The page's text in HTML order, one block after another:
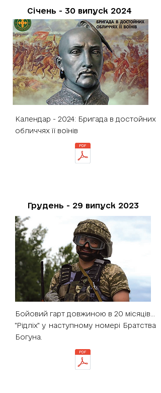
Січень - 30 випуск 2024
Календар - 2024: Бригада в достойних
обличчях її воїнів
Грудень - 29 випуск 2023
Бойовий гарт довжиною в 20 місяців...
"Рідліх" у наступному номері Братства
Богуна.